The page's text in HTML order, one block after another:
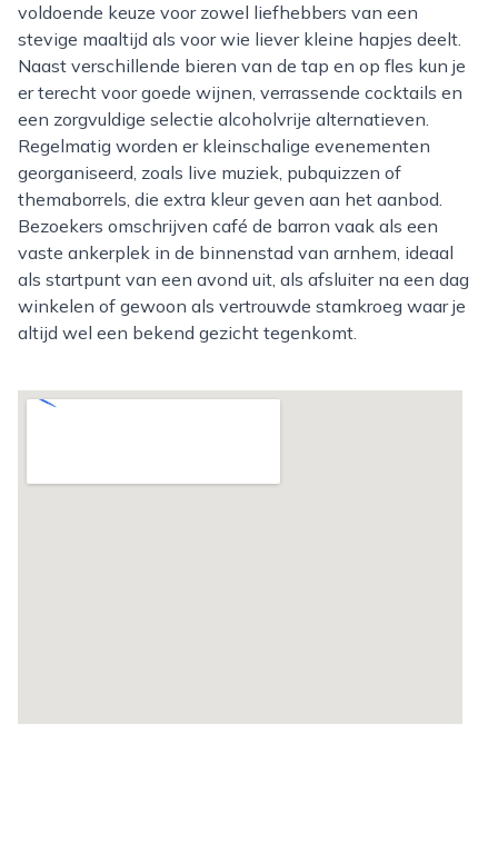
voldoende keuze voor zowel liefhebbers van een
stevige maaltijd als voor wie liever kleine hapjes deelt.
Naast verschillende bieren van de tap en op fles kun je
er terecht voor goede wijnen, verrassende cocktails en
een zorgvuldige selectie alcoholvrije alternatieven.
Regelmatig worden er kleinschalige evenementen
georganiseerd, zoals live muziek, pubquizzen of
themaborrels, die extra kleur geven aan het aanbod.
Bezoekers omschrijven café de barron vaak als een
vaste ankerplek in de binnenstad van arnhem, ideaal
als startpunt van een avond uit, als afsluiter na een dag
winkelen of gewoon als vertrouwde stamkroeg waar je
altijd wel een bekend gezicht tegenkomt.